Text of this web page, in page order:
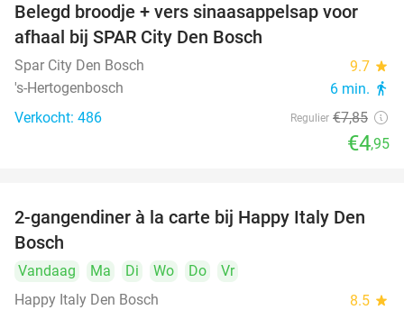
37%
Belegd broodje + vers sinaasappelsap voor
afhaal bij SPAR City Den Bosch
Spar City Den Bosch 9.7 star
's-Hertogenbosch 6 min. directions_walk
Verkocht: 486 Regulier €7,85
€4,95
35%
2-gangendiner à la carte bij Happy Italy Den
Bosch
Vandaag Ma Di Wo Do
Vr
Happy Italy Den Bosch
8.5 star